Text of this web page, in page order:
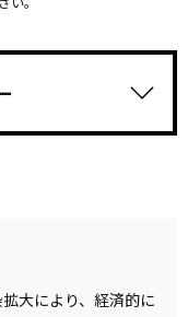
大により、経済的に